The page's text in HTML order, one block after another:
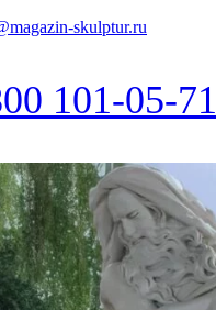
skulptur.ru
101-05-71